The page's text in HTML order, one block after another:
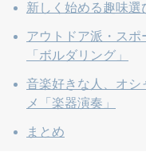
新しく始める趣味選
アウトドア派・ス
「ボルダリング」
音楽好きな人、オシ
メ「楽器演奏」
まとめ